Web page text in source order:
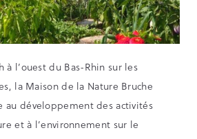
à l’ouest du Bas-Rhin sur les
la Maison de la Nature Bruche
au développement des activités
et à l’environnement sur le